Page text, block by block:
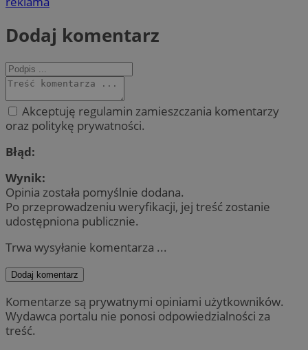
Dodaj komentarz
Akceptuję regulamin zamieszczania komentarzy
oraz politykę prywatności.
Błąd:
Wynik:
Opinia została pomyślnie dodana.
Po przeprowadzeniu weryfikacji, jej treść zostanie
udostępniona publicznie.
Trwa wysyłanie komentarza ...
Dodaj komentarz
Komentarze są prywatnymi opiniami użytkowników.
Wydawca portalu nie ponosi odpowiedzialności za
treść.